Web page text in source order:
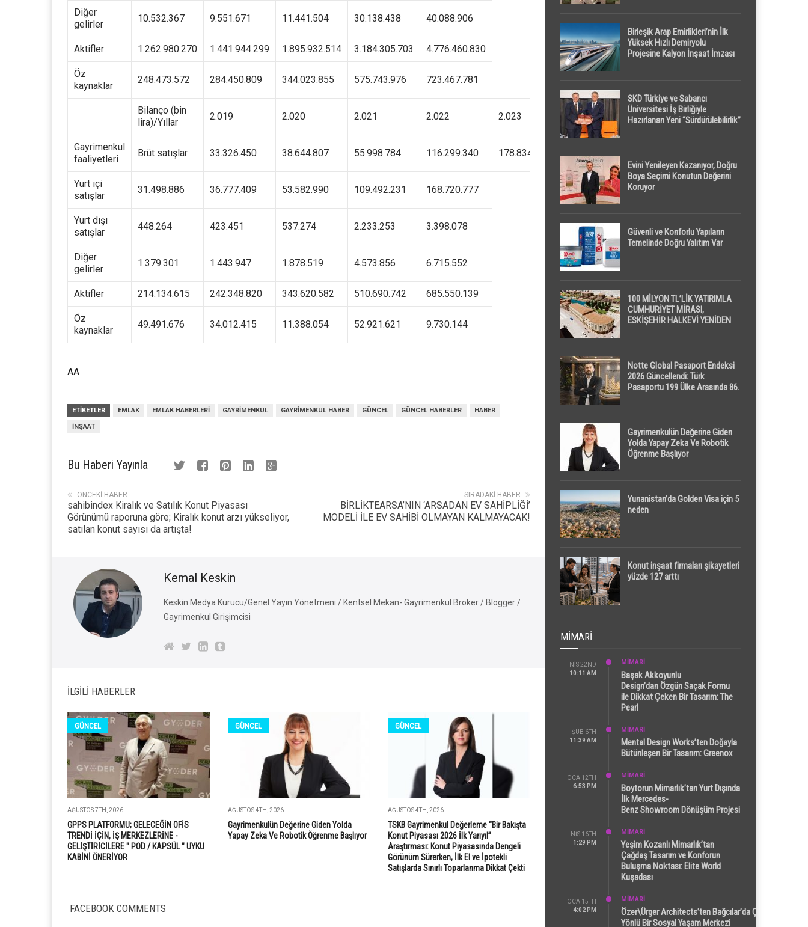
Diğer
gelirler
10.532.367 9.551.671 11.441.504 30.138.438 40.088.906
Aktifler 1.262.980.270 1.441.944.299 1.895.932.514 3.184.305.703 4.776.460.830
Öz
kaynaklar
248.473.572 284.450.809 344.023.855 575.743.976 723.467.781
Bilanço (bin
lira)/Yıllar
2.019 2.020 2.021 2.022 2.023
Gayrimenkul
faaliyetleri
Brüt satışlar 33.326.450 38.644.807 55.998.784 116.299.340 178.834.407
Yurt içi
satışlar
31.498.886 36.777.409 53.582.990 109.492.231 168.720.777
Yurt dışı
satışlar
448.264 423.451 537.274 2.233.253 3.398.078
Diğer
gelirler
1.379.301 1.443.947 1.878.519 4.573.856 6.715.552
Aktifler 214.134.615 242.348.820 343.620.582 510.690.742 685.550.139
Öz
kaynaklar
49.491.676 34.012.415 11.388.054 52.921.621 9.730.144
AA
ETIKETLER EMLAK EMLAK HABERLERI GAYRIMENKUL GAYRIMENKUL HABER GÜNCEL GÜNCEL HABERLER HABER
INŞAAT
Bu Haberi Yayınla
SIRADAKI HABER
BİRLİKTEARSA’NIN ‘ARSADAN EV SAHİPLİĞİ’
MODELİ İLE EV SAHİBİ OLMAYAN KALMAYACAK!
ÖNCEKI HABER
sahibindex Kiralık ve Satılık Konut Piyasası
Görünümü raporuna göre; Kiralık konut arzı yükseliyor,
satılan konut sayısı da artışta!
Kemal Keskin
Keskin Medya Kurucu/Genel Yayın Yönetmeni / Kentsel Mekan- Gayrimenkul Broker / Blogger /
Gayrimenkul Girişimcisi
İLGILI HABERLER
GÜNCEL
AĞUSTOS 7TH, 2026
GPPS PLATFORMU; GELECEĞİN OFİS
TRENDİ İÇİN, İŞ MERKEZLERİNE -
GELİŞTİRİCİLERE " POD / KAPSÜL " UYKU
KABİNİ ÖNERİYOR
GÜNCEL
AĞUSTOS 4TH, 2026
Gayrimenkulün Değerine Giden Yolda
Yapay Zeka Ve Robotik Öğrenme Başlıyor
GÜNCEL
AĞUSTOS 4TH, 2026
TSKB Gayrimenkul Değerleme “Bir Bakışta
Konut Piyasası 2026 İlk Yarıyıl”
Araştırması: Konut Piyasasında Dengeli
Görünüm Sürerken, İlk El ve İpotekli
Satışlarda Sınırlı Toparlanma Dikkat Çekti
FACEBOOK COMMENTS
Birleşik Arap Emirlikleri’nin İlk
Yüksek Hızlı Demiryolu
Projesine Kalyon İnşaat İmzası
SKD Türkiye ve Sabancı
Üniversitesi İş Birliğiyle
Hazırlanan Yeni “Sürdürülebilirlik”
Evini Yenileyen Kazanıyor, Doğru
Boya Seçimi Konutun Değerini
Koruyor
Güvenli ve Konforlu Yapıların
Temelinde Doğru Yalıtım Var
100 MİLYON TL’LİK YATIRIMLA
CUMHURİYET MİRASI,
ESKİŞEHİR HALKEVİ YENİDEN
Notte Global Pasaport Endeksi
2026 Güncellendi: Türk
Pasaportu 199 Ülke Arasında 86.
Gayrimenkulün Değerine Giden
Yolda Yapay Zeka Ve Robotik
Öğrenme Başlıyor
Yunanistan’da Golden Visa için 5
neden
Konut inşaat firmaları şikayetleri
yüzde 127 arttı
MIMARI
NIS 22ND
10:11 AM
MİMARİ
Başak Akkoyunlu
Design’dan Özgün Saçak Formu
ile Dikkat Çeken Bir Tasarım: The
Pearl
ŞUB 6TH
11:39 AM
MİMARİ
Mental Design Works’ten Doğayla
Bütünleşen Bir Tasarım: Greenox
OCA 12TH
6:53 PM
MİMARİ
Boytorun Mimarlık’tan Yurt Dışında
İlk Mercedes-
Benz Showroom Dönüşüm Projesi
NIS 16TH
1:29 PM
MİMARİ
Yeşim Kozanlı Mimarlık’tan
Çağdaş Tasarım ve Konforun
Buluşma Noktası: Elite World
Kuşadası
OCA 15TH
4:02 PM
MİMARİ
Özer\Ürger Architects’ten Bağcılar’da Çok
Yönlü Bir Sosyal Yaşam Merkezi